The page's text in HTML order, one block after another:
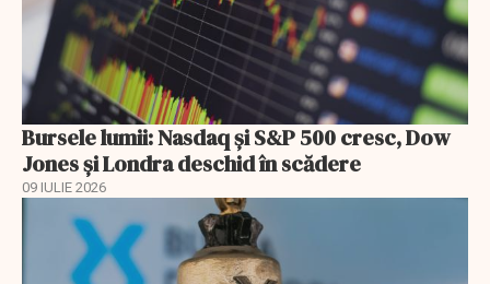
Bursele lumii: Nasdaq și S&P 500 cresc, Dow
Jones și Londra deschid în scădere
09 IULIE 2026